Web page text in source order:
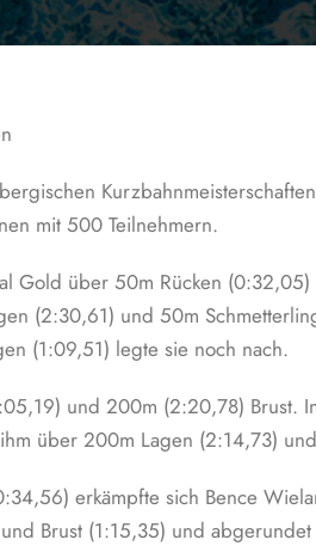
mit 500 Teilnehmern.
Gold über 50m Rücken
(2:30,61) und 50m
(1:09,51) legte sie noch nach.
und 200m (2:20,78) Brust.
über 200m Lagen (2:14,73)
erkämpfte sich Bence
Brust (1:15,35) und